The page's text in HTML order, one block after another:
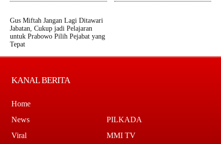
Gus Miftah Jangan Lagi Ditawari
Jabatan, Cukup jadi Pelajaran
untuk Prabowo Pilih Pejabat yang
Tepat
KANAL BERITA
Home
News
Viral
PILKADA
MMI TV